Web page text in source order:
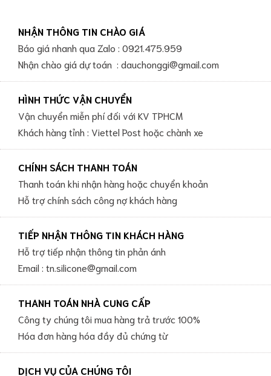
NHẬN THÔNG TIN CHÀO GIÁ
Báo giá nhanh qua Zalo : 0921.475.959
Nhận chào giá dự toán : dauchonggi@gmail.com
HÌNH THỨC VẬN CHUYỂN
Vận chuyển miễn phí đối với KV TPHCM
Khách hàng tỉnh : Viettel Post hoặc chành xe
CHÍNH SÁCH THANH TOÁN
Thanh toán khi nhận hàng hoặc chuyển khoản
Hỗ trợ chính sách công nợ khách hàng
TIẾP NHẬN THÔNG TIN KHÁCH HÀNG
Hỗ trợ tiếp nhận thông tin phản ánh
Email : tn.silicone@gmail.com
THANH TOÁN NHÀ CUNG CẤP
Công ty chúng tôi mua hàng trả trước 100%
Hóa đơn hàng hóa đầy đủ chứng từ
DỊCH VỤ CỦA CHÚNG TÔI